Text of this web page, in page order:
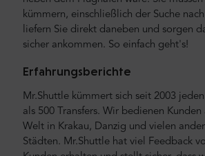
kümmern, einschließlich der Suche
liefern Sie direkt daneben und sorgen
sicher ankommen. So einfach geht's!
Erfahrungsberichte
Mr.Shuttle kümmert sich seit 2003
als 500 Transfers. Wir bedienen Kunden
Welt in Krakau, Danzig und vielen
Städten. Mr.Shuttle hat viel Feedback